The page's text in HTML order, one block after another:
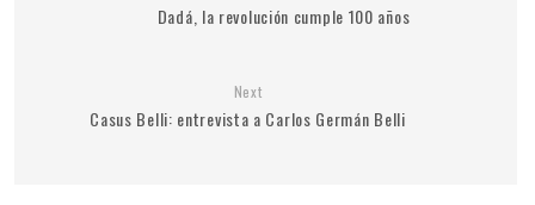
Dadá, la revolución cumple 100 años
Next
Casus Belli: entrevista a Carlos Germán Belli